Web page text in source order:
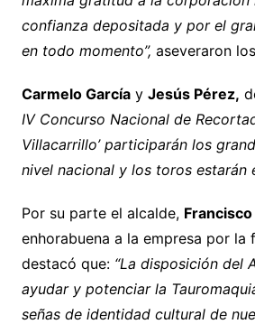
confianza depositada y por el
en todo momento”, aseveraron
Carmelo Garcíay Jesús Pérez,
IV Concurso Nacional de
Villacarrillo’ participarán los
nivel nacional y los toros estarán
Por su parte el alcalde,
enhorabuena a la empresa por la
destacó que: “La disposición del
ayudar y potenciar la
señas de identidad cultural de